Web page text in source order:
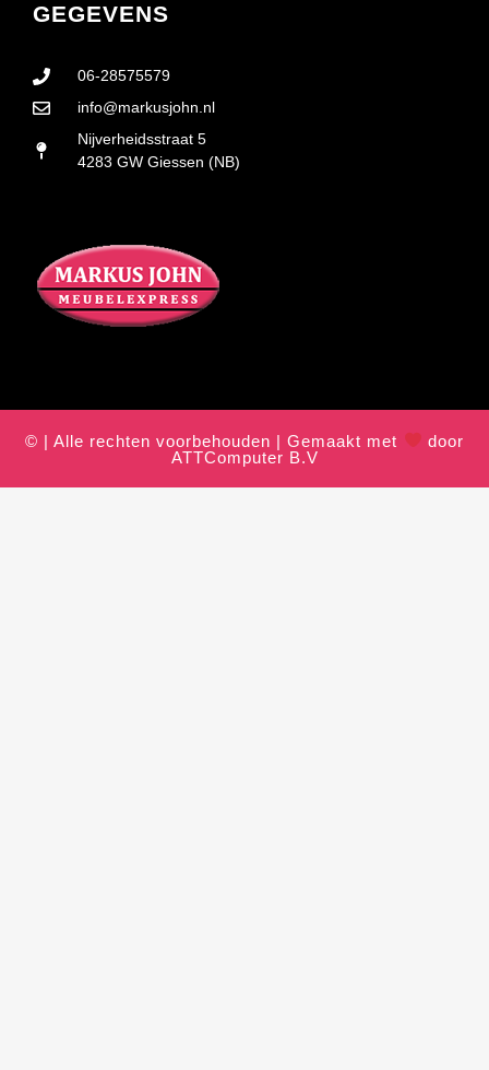
GEGEVENS
06-28575579
info@markusjohn.nl
Nijverheidsstraat 5
4283 GW Giessen (NB)
© | Alle rechten voorbehouden | Gemaakt met
door
ATTComputer B.V